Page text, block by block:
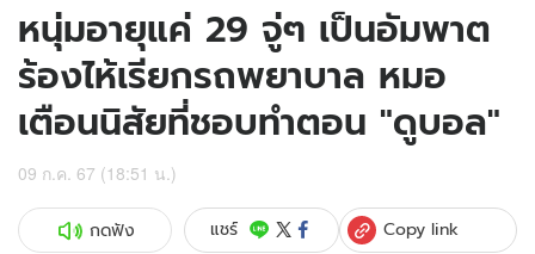
หนุ่มอายุแค่ 29 จู่ๆ เป็นอัมพาต
ร้องไห้เรียกรถพยาบาล หมอ
เตือนนิสัยที่ชอบทำตอน "ดูบอล"
09 ก.ค. 67 (18:51 น.)
กดฟัง แชร์ Copy link